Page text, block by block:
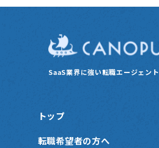
SaaS業界に強い転職エージェント
トップ
転職希望者の方へ